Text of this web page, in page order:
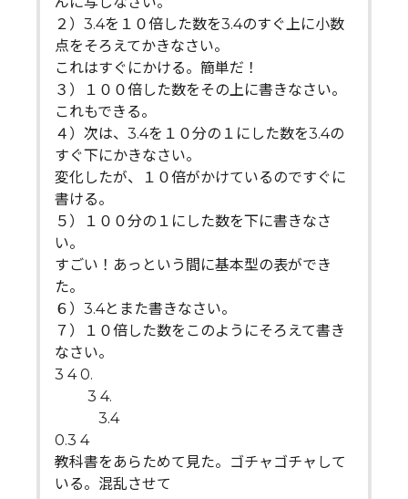
２）3.4を１０倍した数を3.4のすぐ上に小数
点をそろえてかきなさい。
これはすぐにかける。簡単だ！
３）１００倍した数をその上に書きなさい。
これもできる。
４）次は、3.4を１０分の１にした数を3.4の
すぐ下にかきなさい。
変化したが、１０倍がかけているのですぐに
書ける。
５）１００分の１にした数を下に書きなさ
い。
すごい！あっという間に基本型の表ができ
た。
６）3.4とまた書きなさい。
７）１０倍した数をこのようにそろえて書き
なさい。
3 4 0.
3 4.
3.4
0.3 4
教科書をあらためて見た。ゴチャゴチャして
いる。混乱させて